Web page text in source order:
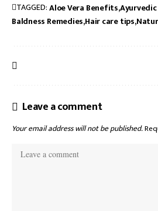
TAGGED:Aloe Vera Benefits
Baldness Remedies Hair care tips
Leave a comment
Your email address will not be published.